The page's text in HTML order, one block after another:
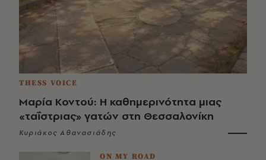
THESS VOICE
Μαρία Κοντού: Η καθημερινότητα μιας
«ταΐστριας» γατών στη Θεσσαλονίκη
Κυριάκος Αθανασιάδης
ON MY ROAD